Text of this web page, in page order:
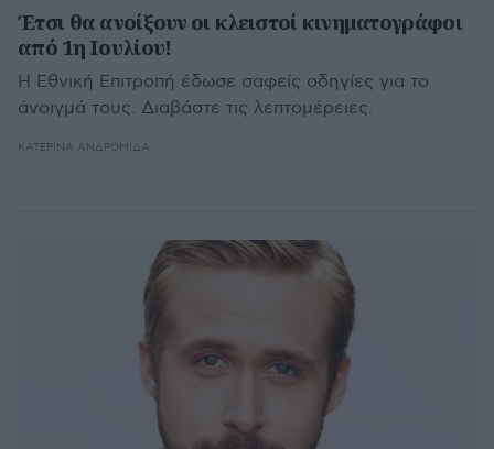
Έτσι θα ανοίξουν οι κλειστοί κινηματογράφοι
από 1η Ιουλίου!
Η Εθνική Επιτροπή έδωσε σαφείς οδηγίες για το
άνοιγμά τους. Διαβάστε τις λεπτομέρειες.
ΚΑΤΕΡΊΝΑ ΑΝΔΡΟΜΙΔΆ